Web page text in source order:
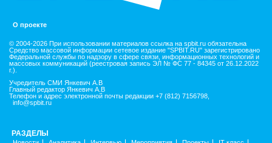
О проекте
© 2004-2026 При использовании материалов ссылка на spbit.ru обязательна
Средство массовой информации сетевое издание "SPBIT.RU" зарегистрировано
Федеральной службы по надзору в сфере связи, информационных технологий и
массовых коммуникаций (реестровая запись ЭЛ № ФС 77 - 84345 от 26.12.2022
г.).
Учредитель СМИ Янкевич А.В
Главный редактор Янкевич А.В
Телефон и адрес электронной почты редакции +7 (812) 7156798,
info@spbit.ru
РАЗДЕЛЫ